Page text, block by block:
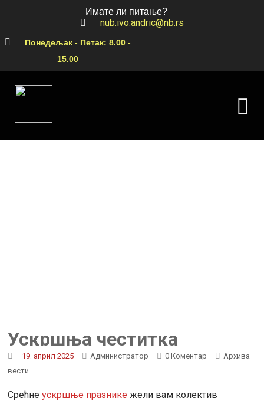
Имате ли питање?
nub.ivo.andric@nb.rs
Понедељак - Петак: 8.00 -
15.00
Ускршња честитка
19. април 2025 Администратор 0 Коментар
Архива
вести
Срећнеускршње празнике жели вам колектив